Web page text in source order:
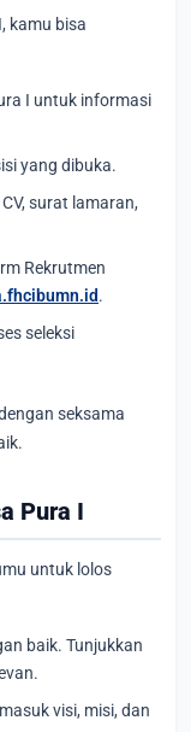
kamu bisa
I untuk informasi
yang dibuka.
surat lamaran,
Rekrutmen
.
seleksi
seksama
Pura I
untuk lolos
baik. Tunjukkan
visi, misi, dan